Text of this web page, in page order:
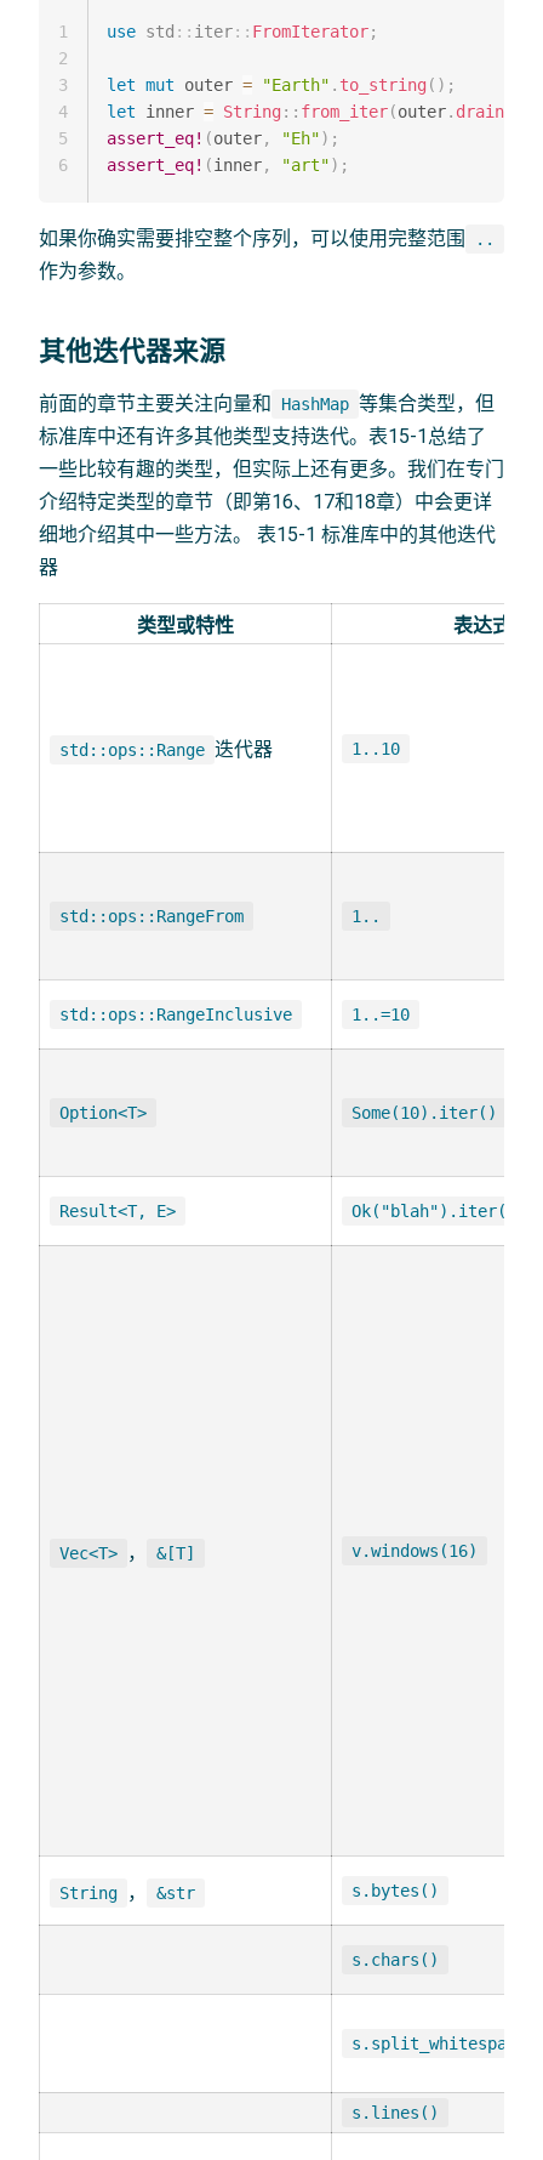
use std :: iter:: FromIterator;
let mut outer = "Earth" . to_string ( ) ;
let inner = String :: from_iter(outer. drain
assert_eq! (outer, "Eh") ;
assert_eq! (inner, "art") ;
1
2
3
4
5
6
如果你确实需要排空整个序列，可以使用完整范围 ..
作为参数。
其他迭代器来源
前面的章节主要关注向量和 HashMap 等集合类型，但
标准库中还有许多其他类型支持迭代。表15-1总结了
一些比较有趣的类型，但实际上还有更多。我们在专门
介绍特定类型的章节（即第16、17和18章）中会更详
细地介绍其中一些方法。 表15-1 标准库中的其他迭代
器
类型或特性 表达式
std::ops::Range 迭代器 1..10
std::ops::RangeFrom 1..
std::ops::RangeInclusive 1..=10
Option<T> Some(10).iter()
Result<T, E> Ok("blah").iter()
Vec<T> ， &[T] v.windows(16)
String ， &str s.bytes()
s.chars()
s.lines()